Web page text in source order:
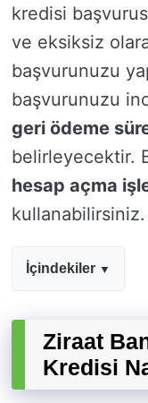
kredisi
ve eksiksiz
başvurunuzu
başvurunuzu
geri ödeme
belirleyecektir.
hesap açma
kullanabilirsiniz.
İçindekiler
Ziraat
Kredisi